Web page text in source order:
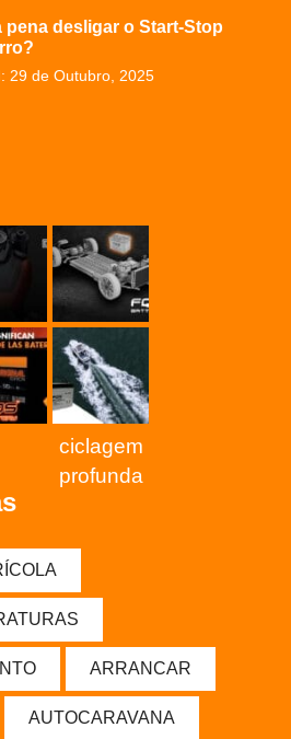
pena desligar o Start-Stop
29 de Outubro, 2025
ciclagem
profunda
ARRANCAR
AUTOCARAVANA